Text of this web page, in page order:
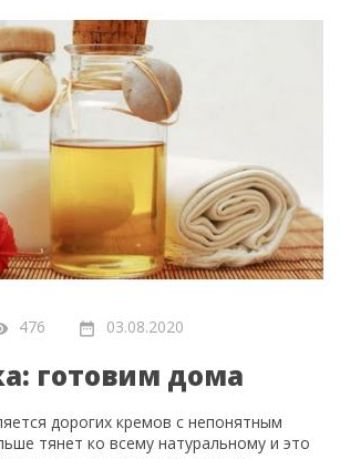
476 03.08.2020
готовим дома
дорогих кремов с непонятным
тянет ко всему натуральному и это